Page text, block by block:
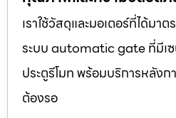
เราใช้วัสดุและมอเตอร์ที่ได้ม
ระบบ automatic gate ที่มีเซ
ประตูรีโมท พร้อมบริการหลัง
ต้องรอ